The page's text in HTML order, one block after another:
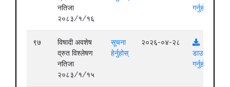
नतिजा
२०८३/१/१६
गर्नुहोस्
९७
विषादी अवशेष
द्रुत विश्लेषण
नतिजा
२०८३/१/१५
सूचना
हेर्नुहोस्
२०२६-०४-२८
डाउनलोड
गर्नुहोस्